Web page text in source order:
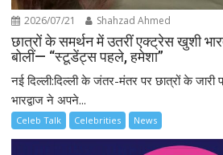
2026/07/21 Shahzad Ahmed
छात्रों के समर्थन में उतरीं एक्ट्रेस खुशी
बोलीं— “स्टूडेंट्स पहले, हमेशा”
नई दिल्ली:दिल्ली के जंतर-मंतर पर छात्रों के
भारद्वाज ने अपने...
Celeb Talk Celebrities News